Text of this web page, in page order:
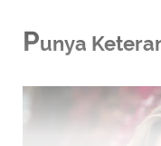
Punya